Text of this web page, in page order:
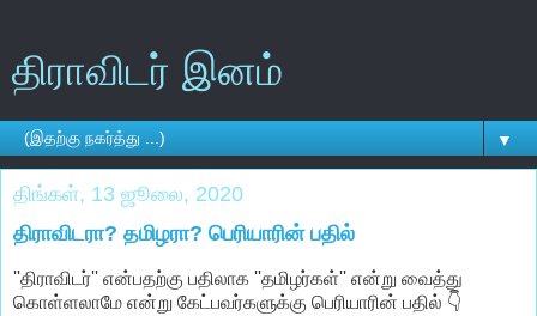
திராவிடர் இனம்
▼
திங்கள், 13 ஜூலை, 2020
திராவிடரா? தமிழரா? பெரியாரின் பதில்
''திராவிடர்'' என்பதற்கு பதிலாக ''தமிழர்கள்'' என்று வைத்து
கொள்ளலாமே என்று கேட்பவர்களுக்கு பெரியாரின் பதில் 👇